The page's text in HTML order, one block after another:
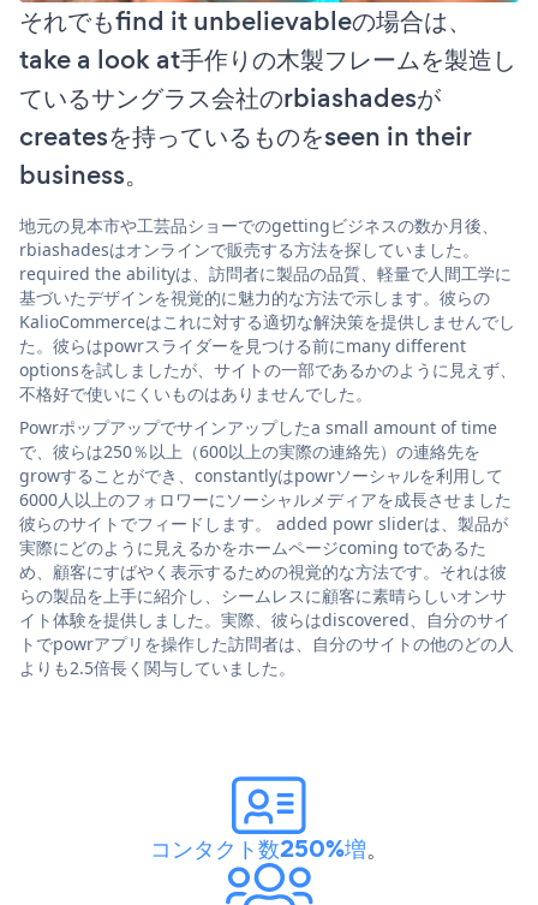
それでもfind it unbelievableの場合は、
take a look at手作りの木製フレームを製造し
ているサングラス会社のrbiashadesが
createsを持っているものをseen in their
business。
地元の見本市や工芸品ショーでのgettingビジネスの数か月後、
rbiashadesはオンラインで販売する方法を探していました。
required the abilityは、訪問者に製品の品質、軽量で人間工学に
基づいたデザインを視覚的に魅力的な方法で示します。彼らの
KalioCommerceはこれに対する適切な解決策を提供しませんでし
た。彼らはpowrスライダーを見つける前にmany different
optionsを試しましたが、サイトの一部であるかのように見えず、
不格好で使いにくいものはありませんでした。
Powrポップアップでサインアップしたa small amount of time
で、彼らは250％以上（600以上の実際の連絡先）の連絡先を
growすることができ、constantlyはpowrソーシャルを利用して
6000人以上のフォロワーにソーシャルメディアを成長させました
彼らのサイトでフィードします。 added powr sliderは、製品が
実際にどのように見えるかをホームページcoming toであるた
め、顧客にすばやく表示するための視覚的な方法です。それは彼
らの製品を上手に紹介し、シームレスに顧客に素晴らしいオンサ
イト体験を提供しました。実際、彼らはdiscovered、自分のサイ
トでpowrアプリを操作した訪問者は、自分のサイトの他のどの人
よりも2.5倍長く関与していました。
コンタクト数250%増。